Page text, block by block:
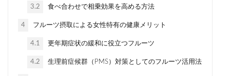
3.2 食べ合わせで相乗効果を高める方法
4 フルーツ摂取による女性特有の健康メリット
4.1 更年期症状の緩和に役立つフルーツ
4.2 生理前症候群（PMS）対策としてのフルーツ活用法